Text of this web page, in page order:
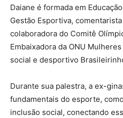
Daiane é formada em
Gestão Esportiva,
colaboradora do Comitê
Embaixadora da ONU
social e desportivo
Durante sua palestra, a ex-
fundamentais do esporte,
inclusão social, conectando